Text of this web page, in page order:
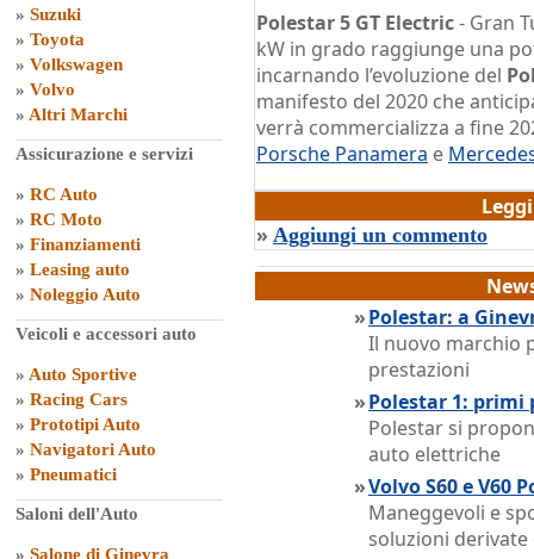
» Suzuki
» Toyota
» Volkswagen
» Volvo
» Altri Marchi
Assicurazione e servizi
» RC Auto
» RC Moto
» Finanziamenti
» Leasing auto
» Noleggio Auto
Veicoli e accessori auto
» Auto Sportive
» Racing Cars
» Prototipi Auto
» Navigatori Auto
» Pneumatici
Saloni dell'Auto
» Salone di Ginevra
Polestar 5 GT Electric- Gran
kW in grado raggiunge una
incarnando l’evoluzione del
manifesto del 2020 che
verrà commercializza a fine
Porsche Panamera e
» Aggiungi un commento
»Polestar: a
Il nuovo marchio
prestazioni
»Polestar 1: primi
Polestar si
auto elettriche
»Volvo S60 e V60
Maneggevoli e
soluzioni